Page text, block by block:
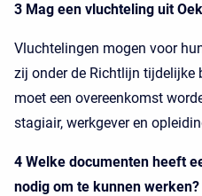
3 Mag een vluchteling uit
Vluchtelingen mogen voor
zij onder de Richtlijn tijdelijke
moet een overeenkomst
stagiair, werkgever en
4 Welke documenten heeft
nodig om te kunnen werken?